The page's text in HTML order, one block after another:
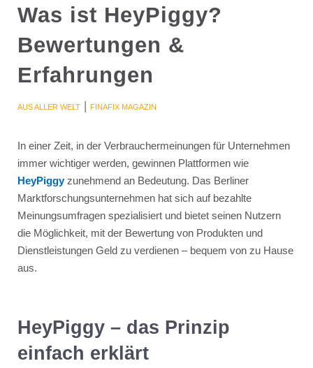
Was ist HeyPiggy?
Bewertungen &
Erfahrungen
AUS ALLER WELT| FINAFIX MAGAZIN
In einer Zeit, in der Verbrauchermeinungen für Unternehmen
immer wichtiger werden, gewinnen Plattformen wie
HeyPiggyzunehmend an Bedeutung. Das Berliner
Marktforschungsunternehmen hat sich auf bezahlte
Meinungsumfragen spezialisiert und bietet seinen Nutzern
die Möglichkeit, mit der Bewertung von Produkten und
Dienstleistungen Geld zu verdienen – bequem von zu Hause
aus.
HeyPiggy – das Prinzip
einfach erklärt